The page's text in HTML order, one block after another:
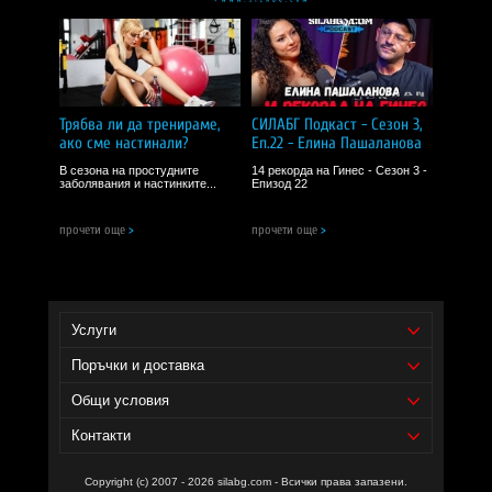
Научи повече за продуктите на Haya Labs в Stack3d -
https://www.stack3d.com/?s=Haya+Labs+
Уебсайт на производителя -
https://www.hayalabs.bg/
Кирил| 02 юни 2025
5.0
Работи добре за стомаха ми. Не усещам неприятни симптоми, а
ПРЕПОРЪЧВАМ!
Цветелина| 02 юни 2025
Трябва ли да тренираме,
ако сме настинали?
В сезона на простудните
заболявания и настинките...
прочети още >
СИЛАБГ Подкаст - Сезон 3,
Еп.22 - Елина Пашаланова
14 рекорда на Гинес - Сезон 3 -
Епизод 22
прочети още >
Услуги
Поръчки и доставка
Общи условия
Контакти
Copyright (c) 2007 - 2026 silabg.com - Всички права запазени.